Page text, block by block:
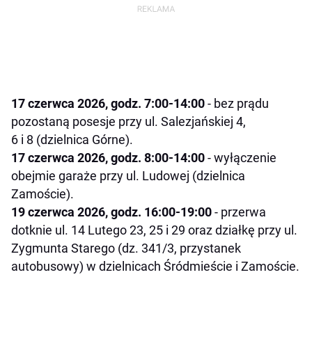
17 czerwca 2026, godz. 7:00-14:00- bez prądu
pozostaną posesje przy ul. Salezjańskiej 4,
6 i 8 (dzielnica Górne).
17 czerwca 2026, godz. 8:00-14:00- wyłączenie
obejmie garaże przy ul. Ludowej (dzielnica
Zamoście).
19 czerwca 2026, godz. 16:00-19:00- przerwa
dotknie ul. 14 Lutego 23, 25 i 29 oraz działkę przy ul.
Zygmunta Starego (dz. 341/3, przystanek
autobusowy) w dzielnicach Śródmieście i Zamoście.